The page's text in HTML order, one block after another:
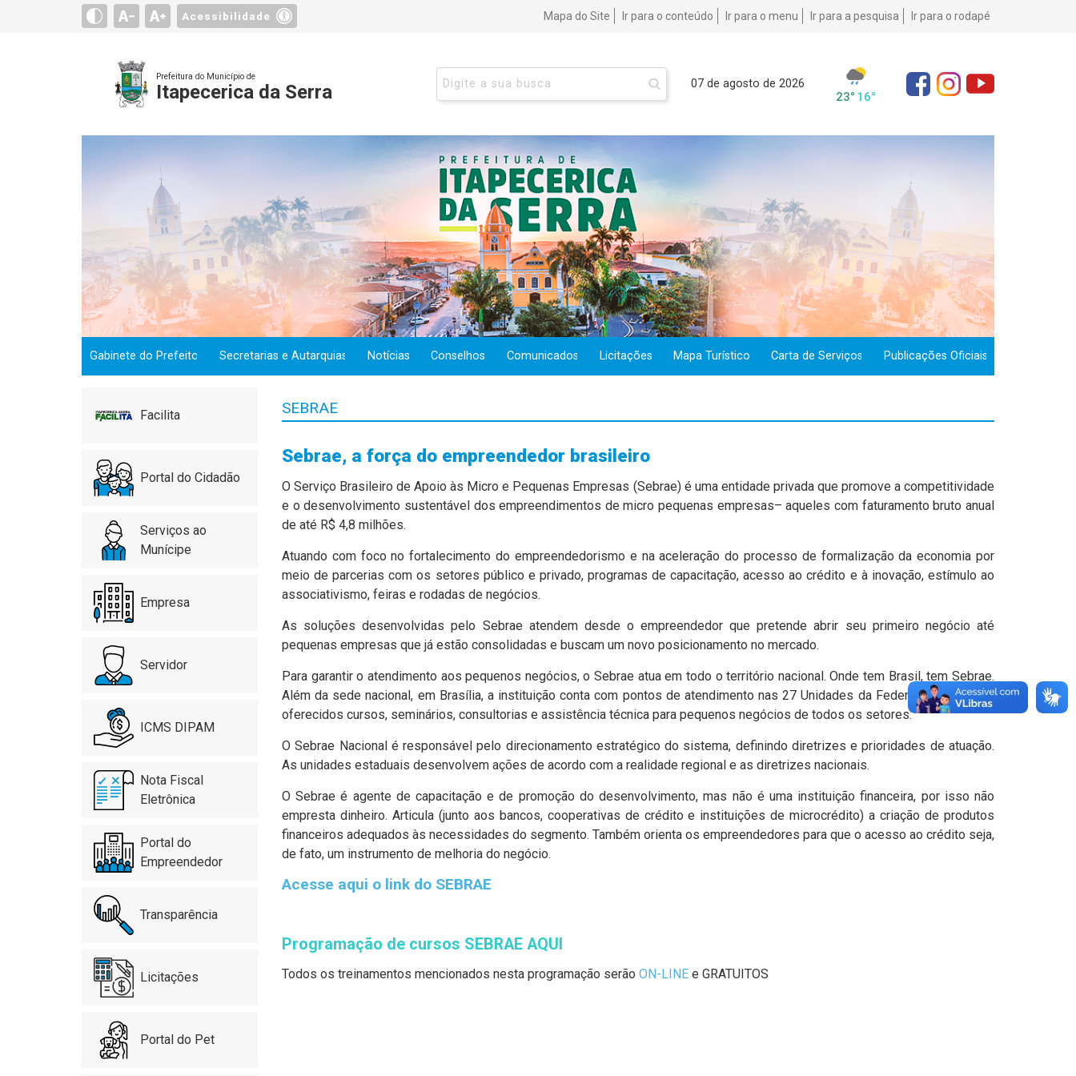
Acessibilidade Mapa do Site Ir para o conteúdo Ir para o menu Ir para a pesquisa Ir para o rodapé
Prefeitura do Município de
Itapecerica da Serra 07 de agosto de 2026
Gabinete do Prefeito Secretarias e Autarquias Notícias Conselhos Comunicados Licitações Mapa Turístico Carta de Serviços Publicações Oficiais
Facilita
Portal do Cidadão
Serviços ao
Munícipe
Empresa
Servidor
ICMS DIPAM
Nota Fiscal
Eletrônica
Portal do
Empreendedor
Transparência
Licitações
Portal do Pet
SEBRAE
Sebrae, a força do empreendedor brasileiro
O Serviço Brasileiro de Apoio às Micro e Pequenas Empresas (Sebrae) é uma entidade privada que promove a competitividade
e o desenvolvimento sustentável dos empreendimentos de micro pequenas empresas– aqueles com faturamento bruto anual
de até R$ 4,8 milhões.
Atuando com foco no fortalecimento do empreendedorismo e na aceleração do processo de formalização da economia por
meio de parcerias com os setores público e privado, programas de capacitação, acesso ao crédito e à inovação, estímulo ao
associativismo, feiras e rodadas de negócios.
As soluções desenvolvidas pelo Sebrae atendem desde o empreendedor que pretende abrir seu primeiro negócio até
pequenas empresas que já estão consolidadas e buscam um novo posicionamento no mercado.
Para garantir o atendimento aos pequenos negócios, o Sebrae atua em todo o território nacional. Onde tem Brasil, tem Sebrae.
Além da sede nacional, em Brasília, a instituição conta com pontos de atendimento nas 27 Unidades da Federação, onde são
oferecidos cursos, seminários, consultorias e assistência técnica para pequenos negócios de todos os setores.
O Sebrae Nacional é responsável pelo direcionamento estratégico do sistema, definindo diretrizes e prioridades de atuação.
As unidades estaduais desenvolvem ações de acordo com a realidade regional e as diretrizes nacionais.
O Sebrae é agente de capacitação e de promoção do desenvolvimento, mas não é uma instituição financeira, por isso não
empresta dinheiro. Articula (junto aos bancos, cooperativas de crédito e instituições de microcrédito) a criação de produtos
financeiros adequados às necessidades do segmento. Também orienta os empreendedores para que o acesso ao crédito seja,
de fato, um instrumento de melhoria do negócio.
Acesse aqui o link do SEBRAE
Programação de cursos SEBRAE AQUI
Todos os treinamentos mencionados nesta programação serão ON-LINE e GRATUITOS